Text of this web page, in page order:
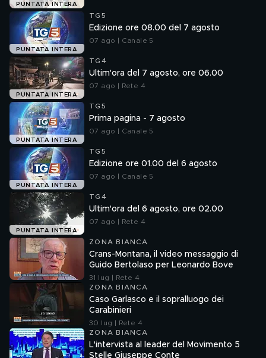
PUNTATA INTERA
PUNTATA INTERA
TG5
Edizione ore 08.00 del 7 agosto
07 ago | Canale 5
PUNTATA INTERA
TG4
Ultim'ora del 7 agosto, ore 06.00
07 ago | Rete 4
PUNTATA INTERA
TG5
Prima pagina - 7 agosto
07 ago | Canale 5
PUNTATA INTERA
TG5
Edizione ore 01.00 del 6 agosto
07 ago | Canale 5
PUNTATA INTERA
TG4
Ultim'ora del 6 agosto, ore 02.00
07 ago | Rete 4
ZONA BIANCA
Crans-Montana, il video messaggio di
Guido Bertolaso per Leonardo Bove
31 lug | Rete 4
ZONA BIANCA
Caso Garlasco e il sopralluogo dei
Carabinieri
30 lug | Rete 4
ZONA BIANCA
L'intervista al leader del Movimento 5
Stelle Giuseppe Conte